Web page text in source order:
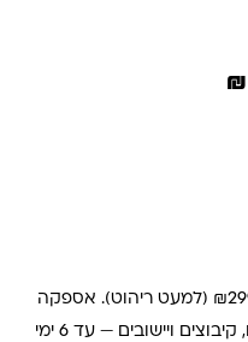
₪29, חינם מעל ₪299 (למעט ריהוט). אספקה
תוך 2-4 ימי עסקים. באזורים רחוקים, קיבוצים ויישובים — עד 6 ימי